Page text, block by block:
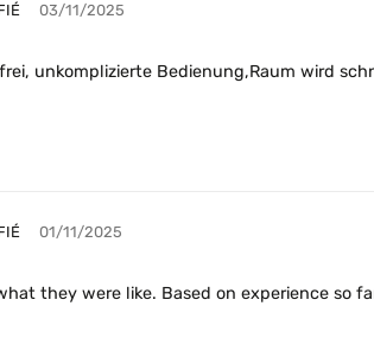
03/11/2025
unkomplizierte Bedienung,Raum wird
01/11/2025
they were like. Based on experience so